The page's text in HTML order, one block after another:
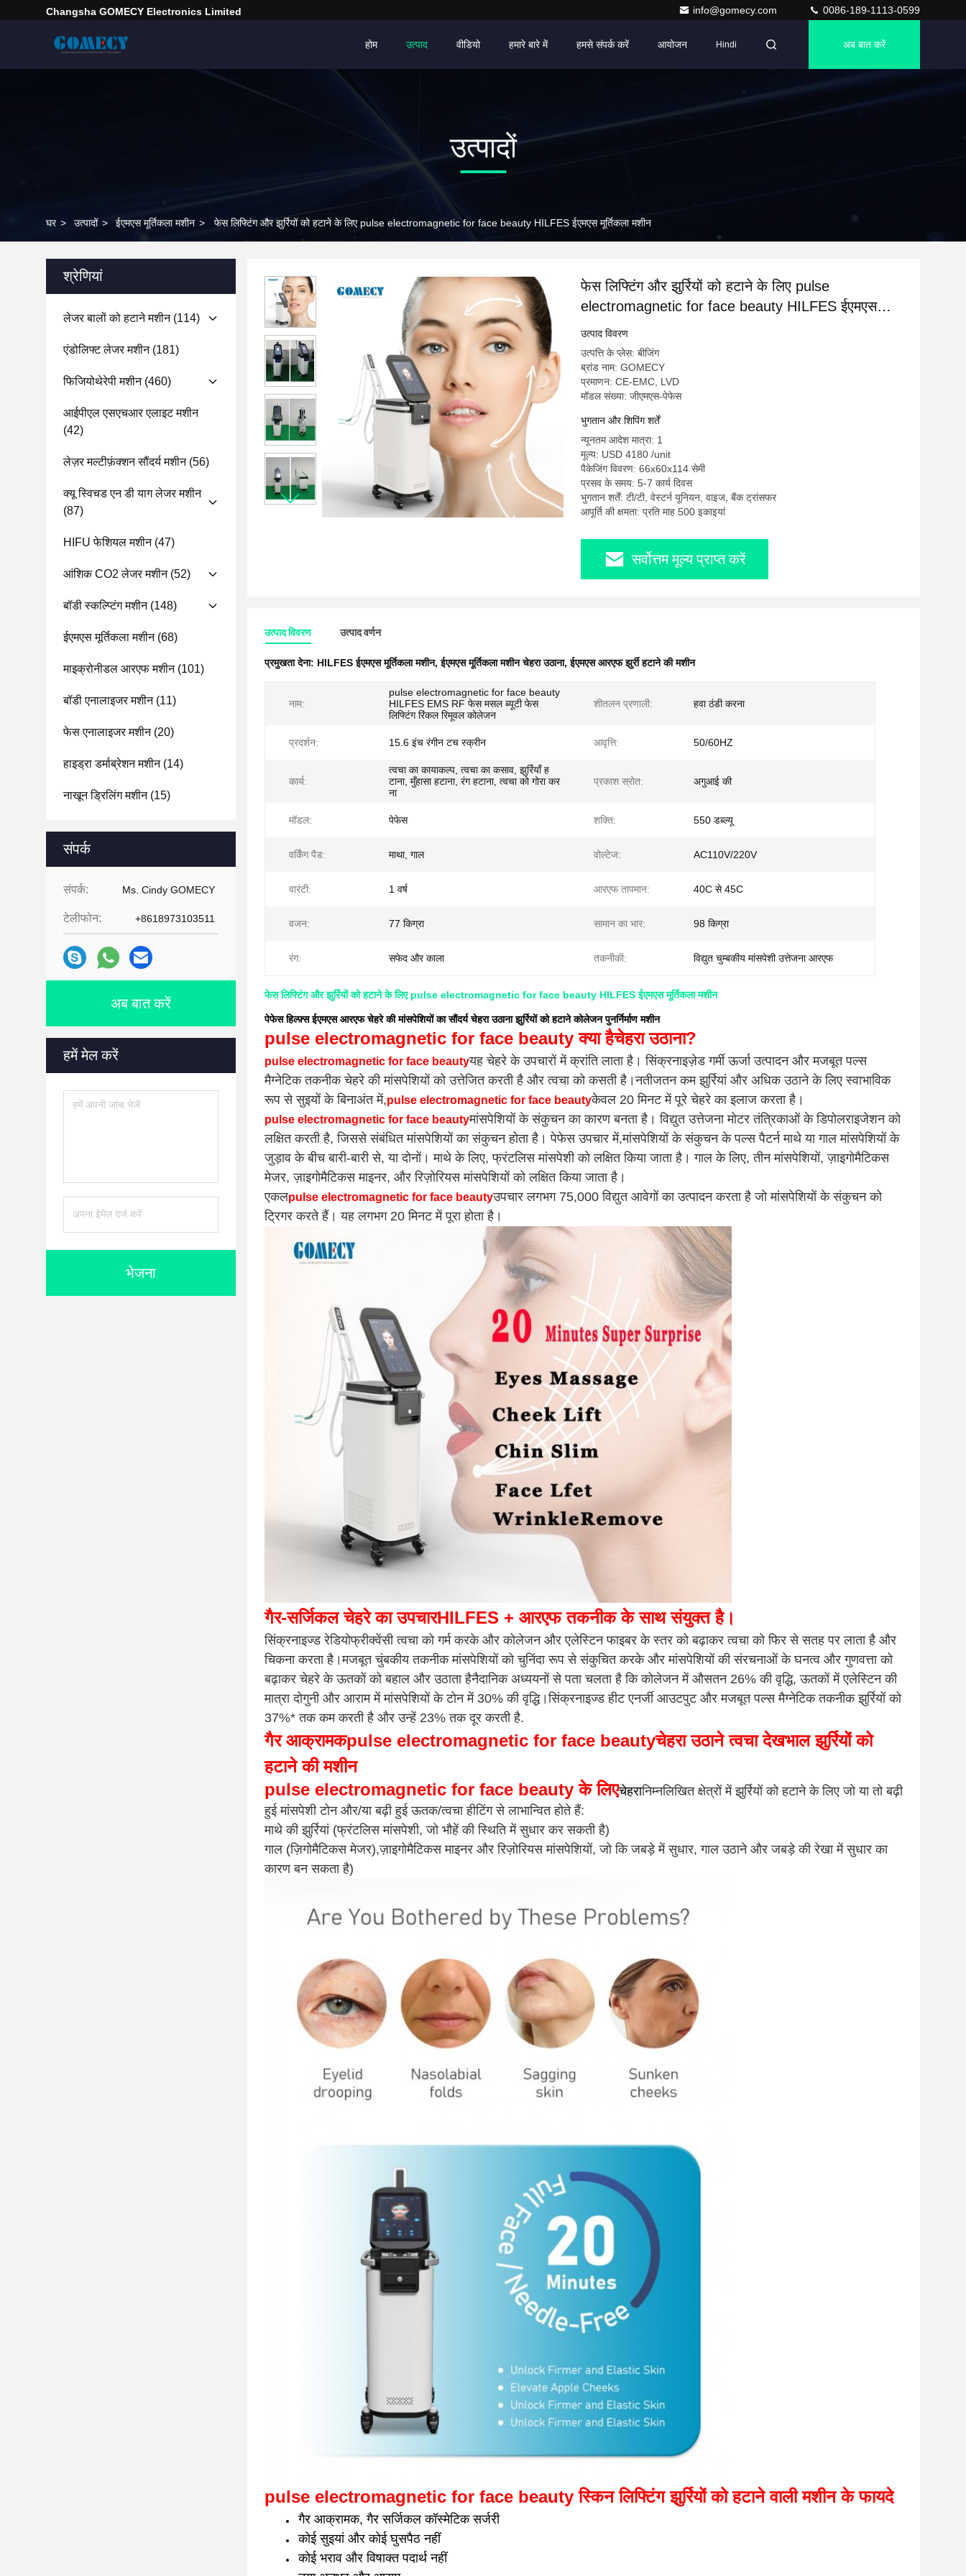
Changsha GOMECY Electronics Limited info@gomecy.com 0086-189-1113-0599
होम उत्पाद वीडियो हमारे बारे में हमसे संपर्क करें आयोजन Hindi अब बात करें
उत्पादों
घर > उत्पादों > ईएमएस मूर्तिकला मशीन > फेस लिफ्टिंग और झुर्रियों को हटाने के लिए pulse electromagnetic for face beauty HILFES ईएमएस मूर्तिकला मशीन
श्रेणियां
लेजर बालों को हटाने मशीन(114)
एंडोलिफ्ट लेजर मशीन(181)
फिजियोथेरेपी मशीन(460)
आईपीएल एसएचआर एलाइट मशीन
(42)
लेज़र मल्टीफ़ंक्शन सौंदर्य मशीन(56)
क्यू स्विचड एन डी याग लेजर मशीन
(87)
HIFU फेशियल मशीन(47)
आंशिक CO2 लेजर मशीन(52)
बॉडी स्कल्प्टिंग मशीन(148)
ईएमएस मूर्तिकला मशीन(68)
माइक्रोनीडल आरएफ मशीन(101)
बॉडी एनालाइजर मशीन(11)
फेस एनालाइजर मशीन(20)
हाइड्रा डर्माब्रेशन मशीन(14)
नाखून ड्रिलिंग मशीन(15)
संपर्क
संपर्क: Ms. Cindy GOMECY
टेलीफोन: +8618973103511
अब बात करें
हमें मेल करें
भेजना
फेस लिफ्टिंग और झुर्रियों को हटाने के लिए pulse
electromagnetic for face beauty HILFES ईएमएस
मूर्तिकला मशीन
उत्पाद विवरण
उत्पत्ति के प्लेस: बीजिंग
ब्रांड नाम: GOMECY
प्रमाणन: CE-EMC, LVD
मॉडल संख्या: जीएमएस-पेफेस
भुगतान और शिपिंग शर्तें
न्यूनतम आदेश मात्रा: 1
मूल्य: USD 4180 /unit
पैकेजिंग विवरण: 66x60x114 सेमी
प्रसव के समय: 5-7 कार्य दिवस
भुगतान शर्तें: टी/टी, वेस्टर्न यूनियन, वाइज, बैंक ट्रांसफर
आपूर्ति की क्षमता: प्रति माह 500 इकाइयां
सर्वोत्तम मूल्य प्राप्त करें
उत्पाद विवरण उत्पाद वर्णन
प्रमुखता देना: HILFES ईएमएस मूर्तिकला मशीन,ईएमएस मूर्तिकला मशीन चेहरा उठाना,ईएमएस आरएफ झुर्री हटाने की मशीन
नाम:
pulse electromagnetic for face beauty
HILFES EMS RF फेस मसल ब्यूटी फेस
लिफ्टिंग रिंकल रिमूवल कोलेजन
शीतलन प्रणाली: हवा ठंडी करना
प्रदर्शन: 15.6 इंच रंगीन टच स्क्रीन आवृत्ति: 50/60HZ
कार्य:
त्वचा का कायाकल्प, त्वचा का कसाव, झुर्रियाँ ह
टाना, मुँहासा हटाना, रंग हटाना, त्वचा को गोरा कर
ना
प्रकाश स्रोत: अगुआई की
मॉडल: पेफेस शक्ति: 550 डब्ल्यू
वर्किंग पैड: माथा, गाल वोल्टेज: AC110V/220V
वारंटी: 1 वर्ष आरएफ तापमान: 40C से 45C
वजन: 77 किग्रा सामान का भार: 98 किग्रा
रंग: सफेद और काला तकनीकी: विद्युत चुम्बकीय मांसपेशी उत्तेजना आरएफ
फेस लिफ्टिंग और झुर्रियों को हटाने के लिए pulse electromagnetic for face beauty HILFES ईएमएस मूर्तिकला मशीन
पेफेस हिल्फ़्स ईएमएस आरएफ चेहरे की मांसपेशियों का सौंदर्य चेहरा उठाना झुर्रियों को हटाने कोलेजन पुनर्निर्माण मशीन
pulse electromagnetic for face beauty क्या हैचेहरा उठाना?
pulse electromagnetic for face beautyयह चेहरे के उपचारों में क्रांति लाता है। सिंक्रनाइज़ेड गर्मी ऊर्जा उत्पादन और मजबूत पल्स
मैग्नेटिक तकनीक चेहरे की मांसपेशियों को उत्तेजित करती है और त्वचा को कसती है।नतीजतन कम झुर्रियां और अधिक उठाने के लिए स्वाभाविक
रूप से सुइयों के बिनाअंत में,pulse electromagnetic for face beautyकेवल 20 मिनट में पूरे चेहरे का इलाज करता है।
pulse electromagnetic for face beautyमांसपेशियों के संकुचन का कारण बनता है। विद्युत उत्तेजना मोटर तंत्रिकाओं के डिपोलराइजेशन को
लक्षित करती है, जिससे संबंधित मांसपेशियों का संकुचन होता है। पेफेस उपचार में,मांसपेशियों के संकुचन के पल्स पैटर्न माथे या गाल मांसपेशियों के
जुड़ाव के बीच बारी-बारी से, या दोनों। माथे के लिए, फ्रंटलिस मांसपेशी को लक्षित किया जाता है। गाल के लिए, तीन मांसपेशियों, ज़ाइगोमैटिकस
मेजर, ज़ाइगोमैटिकस माइनर, और रिज़ोरियस मांसपेशियों को लक्षित किया जाता है।
एकलpulse electromagnetic for face beautyउपचार लगभग 75,000 विद्युत आवेगों का उत्पादन करता है जो मांसपेशियों के संकुचन को
ट्रिगर करते हैं। यह लगभग 20 मिनट में पूरा होता है।
गैर-सर्जिकल चेहरे का उपचारHILFES + आरएफ तकनीक के साथ संयुक्त है।
सिंक्रनाइज्ड रेडियोफ्रीक्वेंसी त्वचा को गर्म करके और कोलेजन और एलेस्टिन फाइबर के स्तर को बढ़ाकर त्वचा को फिर से सतह पर लाता है और
चिकना करता है।मजबूत चुंबकीय तकनीक मांसपेशियों को चुनिंदा रूप से संकुचित करके और मांसपेशियों की संरचनाओं के घनत्व और गुणवत्ता को
बढ़ाकर चेहरे के ऊतकों को बहाल और उठाता हैनैदानिक अध्ययनों से पता चलता है कि कोलेजन में औसतन 26% की वृद्धि, ऊतकों में एलेस्टिन की
मात्रा दोगुनी और आराम में मांसपेशियों के टोन में 30% की वृद्धि।सिंक्रनाइज्ड हीट एनर्जी आउटपुट और मजबूत पल्स मैग्नेटिक तकनीक झुर्रियों को
37%* तक कम करती है और उन्हें 23% तक दूर करती है.
गैर आक्रामकpulse electromagnetic for face beautyचेहरा उठाने त्वचा देखभाल झुर्रियों को
हटाने की मशीन
pulse electromagnetic for face beauty के लिएचेहरानिम्नलिखित क्षेत्रों में झुर्रियों को हटाने के लिए जो या तो बढ़ी
हुई मांसपेशी टोन और/या बढ़ी हुई ऊतक/त्वचा हीटिंग से लाभान्वित होते हैं:
माथे की झुर्रियां (फ्रंटलिस मांसपेशी, जो भौहें की स्थिति में सुधार कर सकती है)
गाल (ज़िगोमैटिकस मेजर),ज़ाइगोमैटिकस माइनर और रिज़ोरियस मांसपेशियों, जो कि जबड़े में सुधार, गाल उठाने और जबड़े की रेखा में सुधार का
कारण बन सकता है)
pulse electromagnetic for face beauty स्किन लिफ्टिंग झुर्रियों को हटाने वाली मशीन के फायदे
गैर आक्रामक, गैर सर्जिकल कॉस्मेटिक सर्जरी
कोई सुइयां और कोई घुसपैठ नहीं
कोई भराव और विषाक्त पदार्थ नहीं